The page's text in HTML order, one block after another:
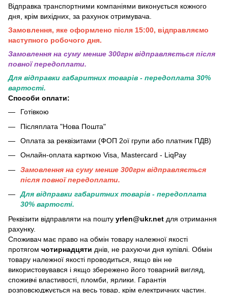
Відправка транспортними компаніями виконується кожного
дня, крім вихідних, за рахунок отримувача.
Замовлення, яке оформлено після 15:00, відправляємо
наступного робочого дня.
Замовлення на суму менше 300грн вiдправляється пiсля
повної передоплати.
Для відправки габаритних товарів - передоплата 30%
вартості.
Способи оплати:
Готівкою
Післяплата "Нова Пошта"
Оплата за реквізитами (ФОП 2ої групи або платник ПДВ)
Онлайн-оплата карткою Visa, Mastercard - LiqPay
Замовлення на суму менше 300грн вiдправляється
пiсля повної передоплати.
Для відправки габаритних товарів - передоплата
30% вартості.
Реквізити відправляти на пошту yrlen@ukr.net для отримання
рахунку.
Споживач має право на обмін товару належної якості
протягом чотирнадцяти днів, не рахуючи дня купівлі. Обмін
товару належної якості проводиться, якщо він не
використовувався і якщо збережено його товарний вигляд,
споживчі властивості, пломби, ярлики. Гарантія
розповсюджується на весь товар, крім електричних частин.